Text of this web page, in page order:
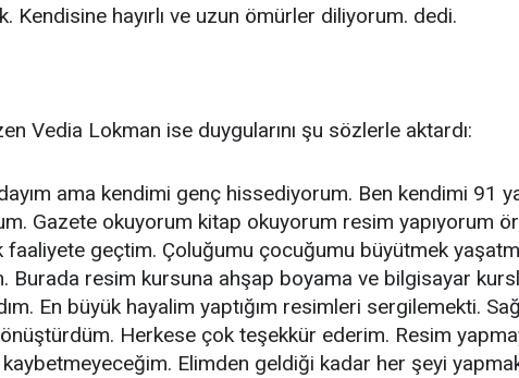
Kendisine hayırlı ve uzun ömürler diliyorum. dedi.
Vedia Lokman ise duygularını şu sözlerle aktardı:
ama kendimi genç hissediyorum. Ben kendimi 91
Gazete okuyorum kitap okuyorum resim yapıyorum
geçtim. Çoluğumu çocuğumu büyütmek
resim kursuna ahşap boyama ve bilgisayar
En büyük hayalim yaptığım resimleri sergilemekti.
Herkese çok teşekkür ederim. Resim
Elimden geldiği kadar her şeyi